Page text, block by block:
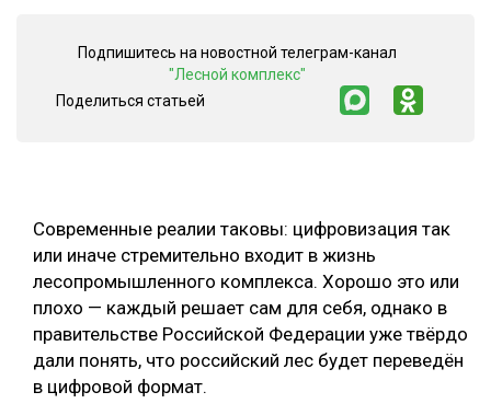
БИОЭНЕРГЕТИКА
ПРОИЗВОДСТВО ДРЕВЕСНЫХ ПЛИТ
ЦБП
КОМПЛЕКСНАЯ ПЕРЕРАБОТКА
ЛЕСОПИЛЕНИЕ
Современные реалии таковы: цифровизация так
или иначе стремительно входит в жизнь
лесопромышленного комплекса. Хорошо это или
плохо — каждый решает сам для себя, однако в
правительстве Российской Федерации уже твёрдо
дали понять, что российский лес будет переведён
в цифровой формат.
Подпишитесь на новостной телеграм-канал
"Лесной комплекс"
Поделиться статьей